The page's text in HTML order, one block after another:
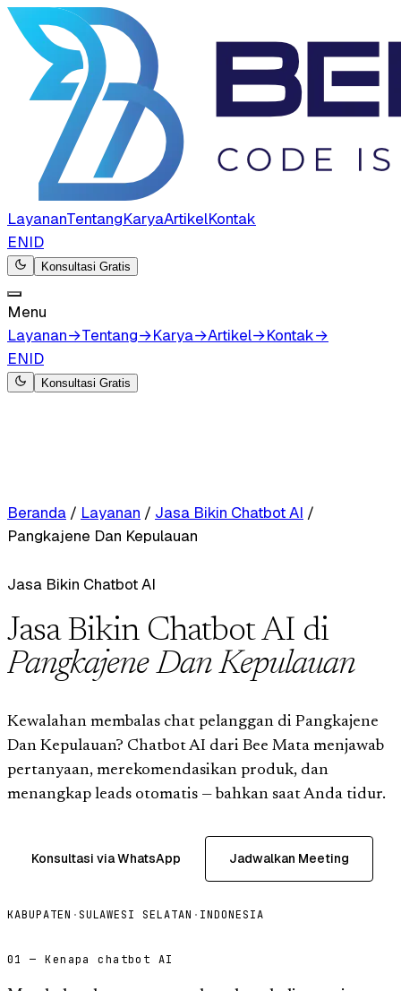
LayananTentangKaryaArtikelKontak
ENID
Konsultasi Gratis
Menu
Layanan→Tentang→Karya→Artikel→Kontak→
ENID
Konsultasi Gratis
Beranda / Layanan / Jasa Bikin Chatbot AI /
Pangkajene Dan Kepulauan
Jasa Bikin Chatbot AI
Jasa Bikin Chatbot AI di
Pangkajene Dan Kepulauan
Kewalahan membalas chat pelanggan di Pangkajene
Dan Kepulauan? Chatbot AI dari Bee Mata menjawab
pertanyaan, merekomendasikan produk, dan
menangkap leads otomatis — bahkan saat Anda tidur.
Konsultasi via WhatsApp Jadwalkan Meeting
KABUPATEN · SULAWESI SELATAN · INDONESIA
01 — Kenapa chatbot AI